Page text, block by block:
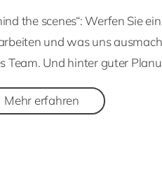
the scenes“: Werfen Sie
und was uns
Team. Und hinter guter
Mehr erfahren